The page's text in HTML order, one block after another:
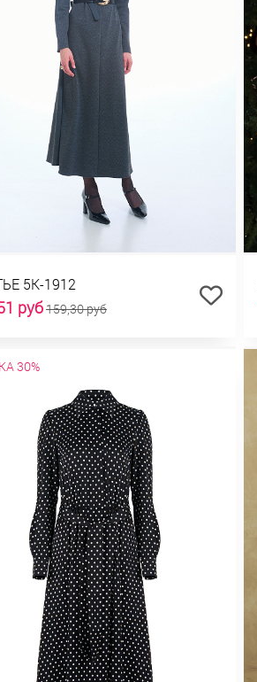
5К-1912
руб159,30 руб
30%